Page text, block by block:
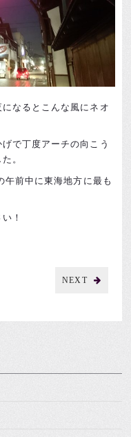
なるとこんな風にネオ
で丁度アーチの向こう
。
午前中に東海地方に最も
！
NEXT